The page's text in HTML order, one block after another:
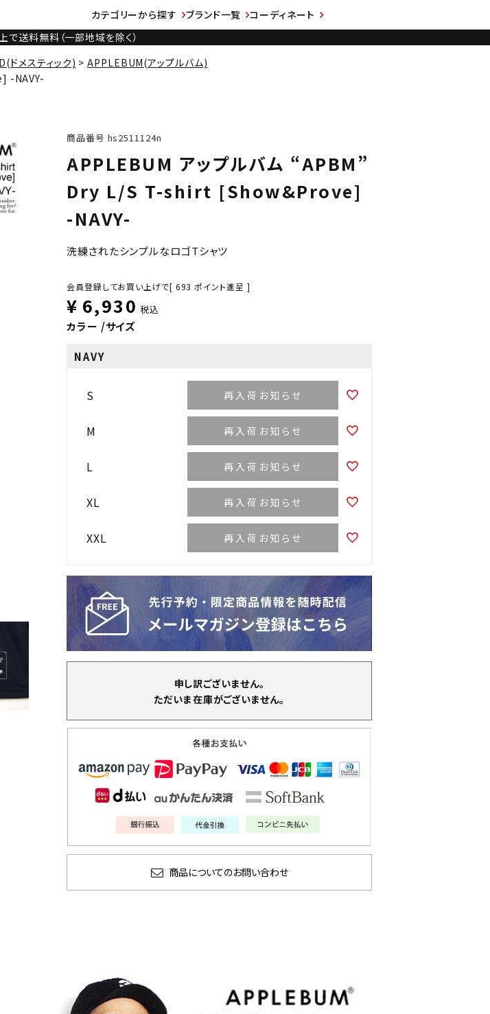
カテゴリーから探す ブランド一覧
コーディネート
で送料無料（一部地域を除く）
ドメスティック)
APPLEBUM(アップルバム)
-NAVY-
商品番号 hs2511124n
APPLEBUM アップルバム “APBM”
Dry L/S T-shirt [Show&Prove]
-NAVY-
洗練されたシンプルなロゴTシャツ
会員登録してお買い上げで[ 693 ポイント進呈 ]
¥ 6,930 税込
カラー サイズ
NAVY
S 再入荷お知らせ
M 再入荷お知らせ
L 再入荷お知らせ
XL 再入荷お知らせ
XXL 再入荷お知らせ
申し訳ございません。
ただいま在庫がございません。
商品についてのお問い合わせ